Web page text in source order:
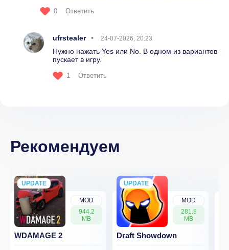
0 Ответить
ufrstealer 24-07-2026, 20:23
Нужно нажать Yes или No. В одном из вариантов
пускает в игру.
1 Ответить
Рекомендуем
MOD
944.2
MB
UPDATE
NEW
WDAMAGE 2
MOD
281.8
MB
UPDATE
NEW
Draft Showdown